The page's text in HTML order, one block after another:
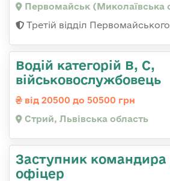
Первомайськ (Миколаївська
Третій відділ
Водій категорій B, C,
військовослужбовець
від 20500 до 50500 грн
Стрий, Львівська область
Заступник командира
офіцер